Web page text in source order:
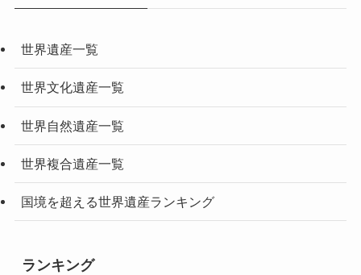
世界遺産一覧
世界文化遺産一覧
世界自然遺産一覧
世界複合遺産一覧
国境を超える世界遺産ランキング
ランキング